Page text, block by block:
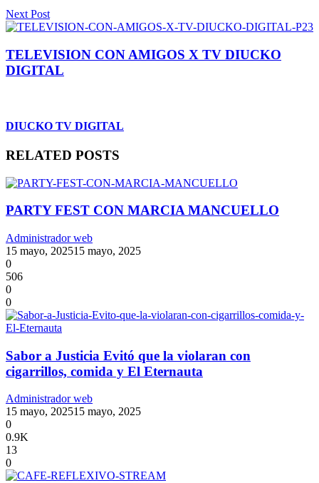
Next Post
TELEVISION CON AMIGOS X TV DIUCKO
DIGITAL
DIUCKO TV DIGITAL
RELATED POSTS
PARTY FEST CON MARCIA MANCUELLO
Administrador web
15 mayo, 202515 mayo, 2025
0
506
0
0
Sabor a Justicia Evitó que la violaran con
cigarrillos, comida y El Eternauta
Administrador web
15 mayo, 202515 mayo, 2025
0
0.9K
13
0